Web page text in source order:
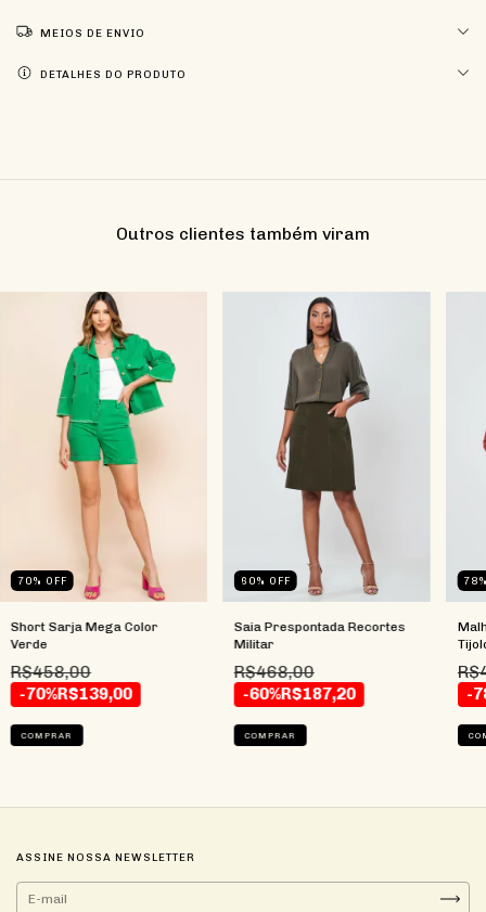
MEIOS DE ENVIO
DETALHES DO PRODUTO
Outros clientes também viram
70% OFF
Short Sarja Mega Color
Verde
R$458,00
-70%R$139,00
COMPRAR
60% OFF
Saia Prespontada Recortes
Militar
R$468,00
-60%R$187,20
COMPRAR
78
-
ASSINE NOSSA NEWSLETTER